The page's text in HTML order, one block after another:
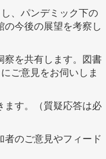
、パンデミック下の
今後の展望を考察し
察を共有します。図書
ご意見をお伺いしま
ます。（質疑応答は必
者のご意見やフィード